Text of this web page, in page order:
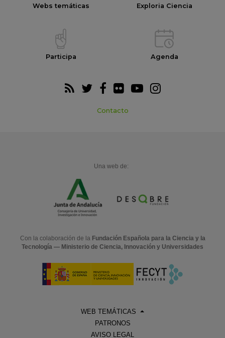
Webs temáticas Exploria Ciencia
Participa Agenda
Contacto
Una web de:
Con la colaboración de la Fundación Española para la Ciencia y la
Tecnología — Ministerio de Ciencia, Innovación y Universidades
WEB TEMÁTICAS
PATRONOS
AVISO LEGAL